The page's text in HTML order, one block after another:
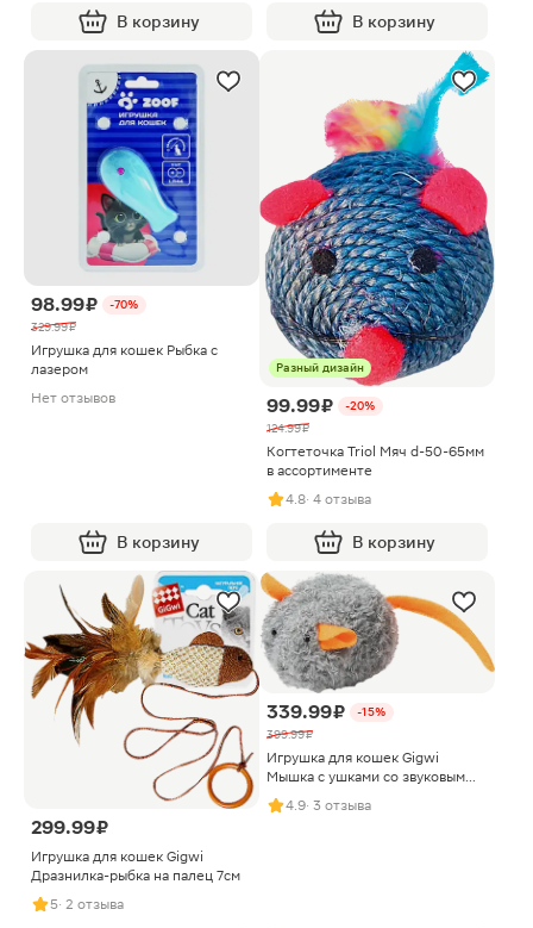
В корзину В корзину
98.99 ₽
-70%
329.99 ₽
Игрушка для кошек Рыбка с
лазером
Нет отзывов
В корзину
Разный дизайн
99.99 ₽
-20%
124.99 ₽
Когтеточка Triol Мяч d-50-65мм
в ассортименте
4.8· 4 отзыва
В корзину
299.99 ₽
Игрушка для кошек Gigwi
Дразнилка-рыбка на палец 7см
5· 2 отзыва
339.99 ₽
-15%
399.99 ₽
Игрушка для кошек Gigwi
Мышка с ушками со звуковым
чипом
4.9· 3 отзыва